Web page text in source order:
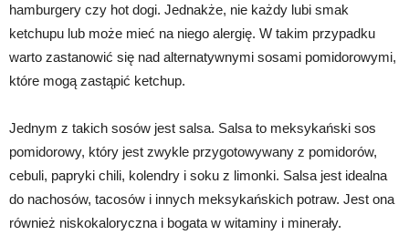
hamburgery czy hot dogi. Jednakże, nie każdy lubi smak
ketchupu lub może mieć na niego alergię. W takim przypadku
warto zastanowić się nad alternatywnymi sosami pomidorowymi,
które mogą zastąpić ketchup.
Jednym z takich sosów jest salsa. Salsa to meksykański sos
pomidorowy, który jest zwykle przygotowywany z pomidorów,
cebuli, papryki chili, kolendry i soku z limonki. Salsa jest idealna
do nachosów, tacosów i innych meksykańskich potraw. Jest ona
również niskokaloryczna i bogata w witaminy i minerały.